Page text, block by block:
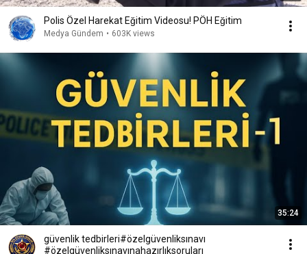
Polis Özel Harekat Eğitim Videosu! PÖH Eğitim
Medya Gündem • 603K views
35:24
güvenlik tedbirleri#özelgüvenliksınavı
#özelgüvenliksınavınahazırlıksoruları